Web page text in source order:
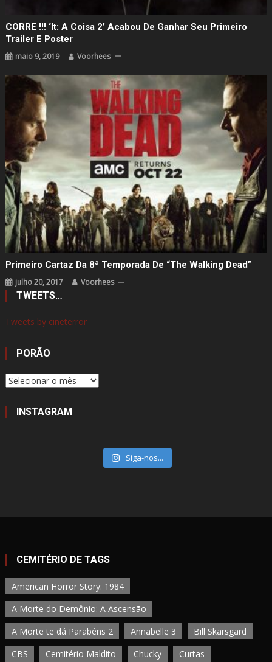
CORRE !!! ‘It: A Coisa 2’ Acabou De Ganhar Seu Primeiro
Trailer E Poster
maio 9, 2019 Voorhees
Primeiro Cartaz Da 8ª Temporada De “The Walking Dead”
julho 20, 2017 Voorhees
TWEETS…
Tweets by cineterror
PORÃO
Porão
INSTAGRAM
Siga-nos...
CEMITÉRIO DE TAGS
American Horror Story: 1984
A Morte do Demônio: A Ascensão
A Morte te dá Parabéns 2
Annabelle 3
Bill Skarsgard
CBS
Cemitério Maldito Chucky
Curtas